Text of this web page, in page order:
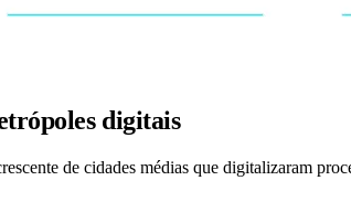
digitais
de cidades médias que digitalizaram